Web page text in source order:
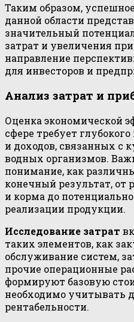
Таким образом,
данной области
значительный
затрат и увеличения
направление
для инвесторов и
Анализ затрат и
Оценка экономической
сфере требует
и доходов, связанных с
водных организмов.
понимание, как
конечный результат, от
и корма до
реализации продукции.
Исследование затрат
таких элементов, как
обслуживание систем,
прочие операционные
формируют базовую
необходимо учитывать
рентабельности.